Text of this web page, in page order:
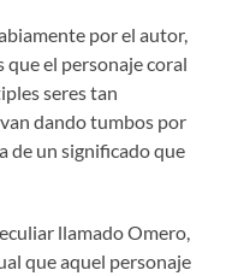
por el autor,
que el personaje coral
seres tan
dando tumbos por
de un significado que
llamado Omero,
que aquel personaje